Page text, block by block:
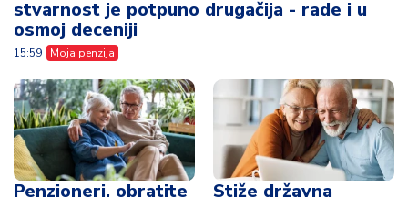
stvarnost je potpuno drugačija - rade i u
osmoj deceniji
15:59 Moja penzija
Penzioneri, obratite Stiže državna